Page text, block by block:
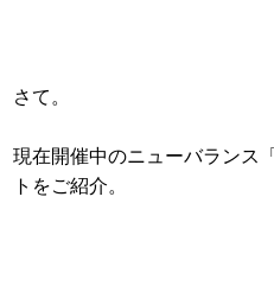
さて。
現在開催中のニューバランス
トをご紹介。